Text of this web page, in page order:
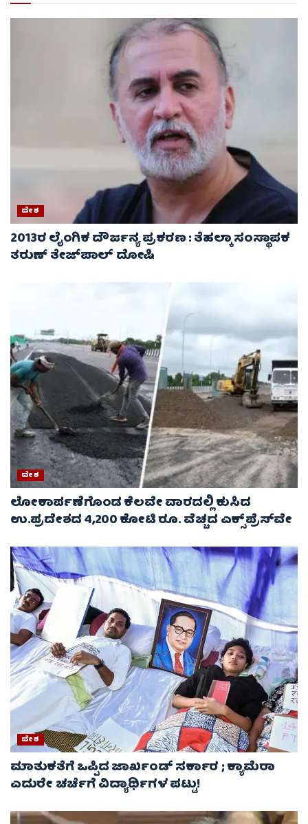
ದೇಶ
2013ರ ಲೈಂಗಿಕ ದೌರ್ಜನ್ಯ ಪ್ರಕರಣ : ತೆಹಲ್ಕಾ ಸಂಸ್ಥಾಪಕ
ತರುಣ್ ತೇಜ್‌ಪಾಲ್ ದೋಷಿ
ದೇಶ
ಲೋಕಾರ್ಪಣೆಗೊಂಡ ಕೆಲವೇ ವಾರದಲ್ಲಿ ಕುಸಿದ
ಉ.ಪ್ರದೇಶದ 4,200 ಕೋಟಿ ರೂ. ವೆಚ್ಚದ ಎಕ್ಸ್‌ಪ್ರೆಸ್‌ವೇ
ದೇಶ
ಮಾತುಕತೆಗೆ ಒಪ್ಪಿದ ಜಾರ್ಖಂಡ್ ಸರ್ಕಾರ ; ಕ್ಯಾಮೆರಾ
ಎದುರೇ ಚರ್ಚೆಗೆ ವಿದ್ಯಾರ್ಥಿಗಳ ಪಟ್ಟು!